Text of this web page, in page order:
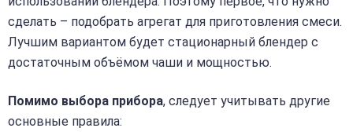
сделать – подобрать агрегат для приготовления смеси.
Лучшим вариантом будет стационарный блендер с
достаточным объёмом чаши и мощностью.
Помимо выбора прибора, следует учитывать другие
основные правила: